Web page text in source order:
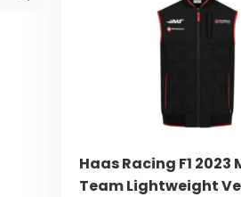
Haas Racing F1 2023
Team Lightweight